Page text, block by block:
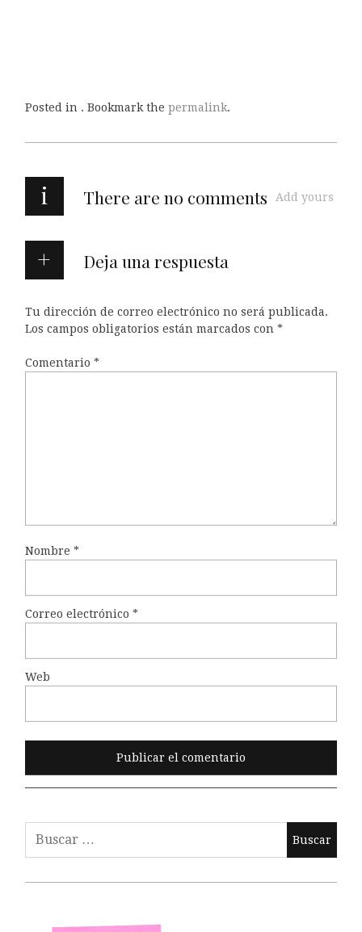
Posted in . Bookmark the permalink.
i There are no comments Add yours
Deja una respuesta
Tu dirección de correo electrónico no será publicada.
Los campos obligatorios están marcados con *
Comentario *
Nombre *
Correo electrónico *
Web